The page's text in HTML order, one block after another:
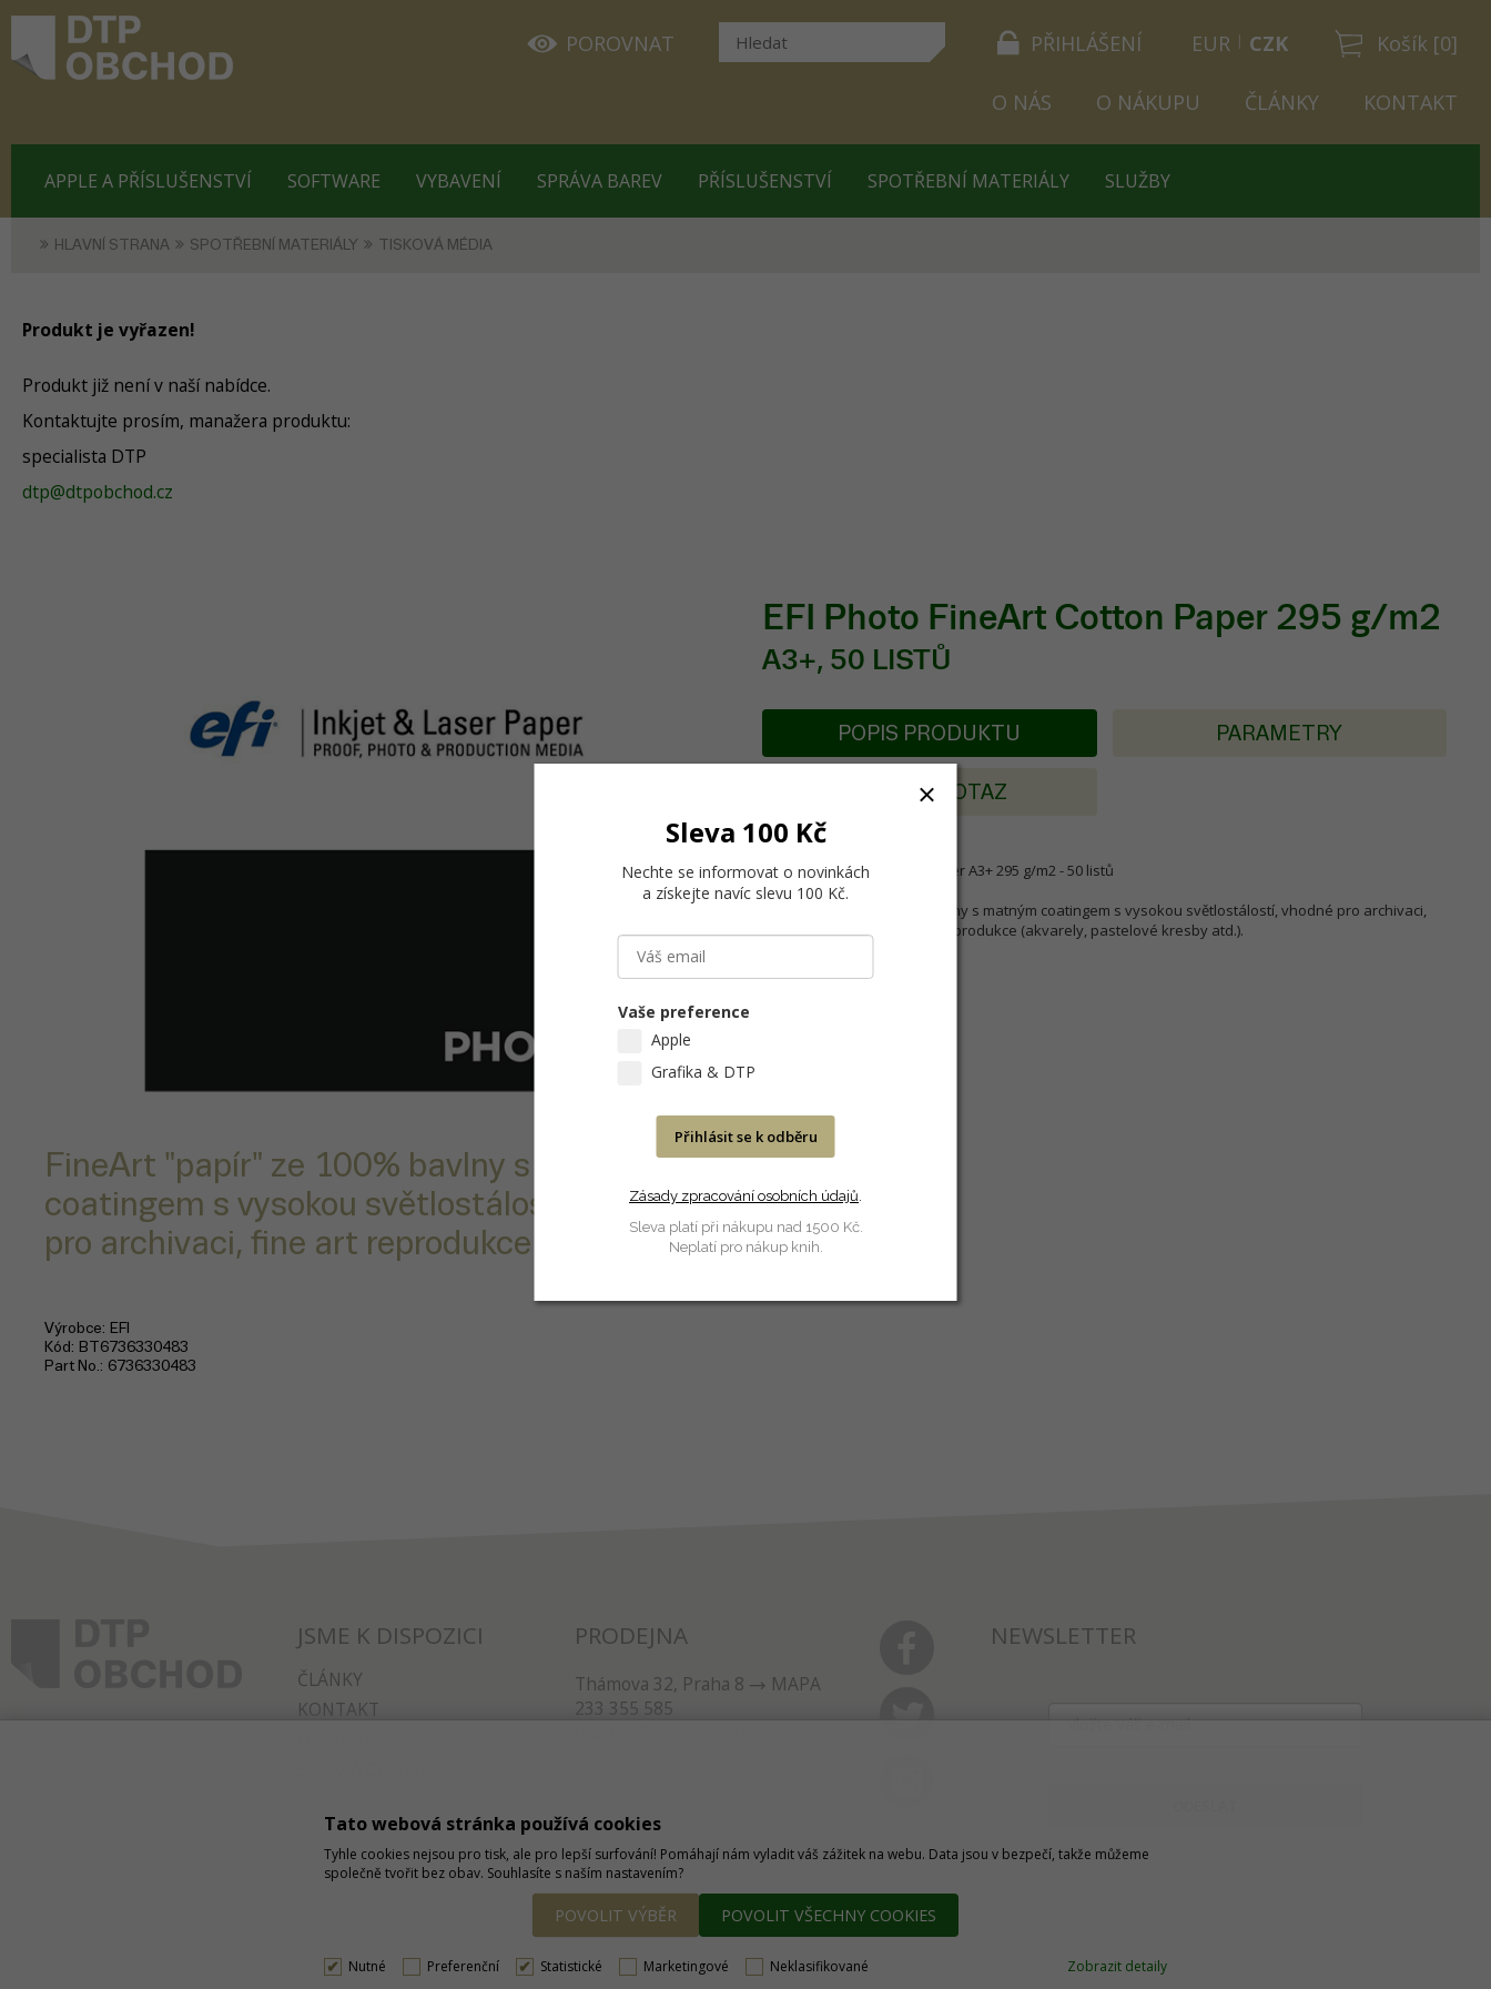
PŘIHLÁŠENÍ Košík [0]
POROVNAT EUR CZK
O NÁS O NÁKUPU ČLÁNKY KONTAKT
APPLE A PŘÍSLUŠENSTVÍ SOFTWARE VYBAVENÍ SPRÁVA BAREV PŘÍSLUŠENSTVÍ SPOTŘEBNÍ MATERIÁLY SLUŽBY
HLAVNÍ STRANA SPOTŘEBNÍ MATERIÁLY TISKOVÁ MÉDIA
Produkt je vyřazen!
Produkt již není v naší nabídce.
Kontaktujte prosím, manažera produktu:
specialista DTP
dtp@dtpobchod.cz
EFI Photo FineArt Cotton Paper 295 g/m2
A3+, 50 LISTŮ
FineArt "papír" ze 100% bavlny s matným
coatingem s vysokou světlostálostí, vhodné
pro archivaci, fine art reprodukce atd.
Výrobce
EFI
Kód
BT6736330483
Part No.
6736330483
POPIS PRODUKTU PARAMETRY
POSLAT DOTAZ
EFI Photo FineArt Cotton Paper A3+ 295 g/m2 - 50 listů
FineArt "papír" ze 100% bavlny s matným coatingem s vysokou světlostálostí, vhodné pro archivaci,
digitální fotografii, fine art reprodukce (akvarely, pastelové kresby atd.).
JSME K DISPOZICI
ČLÁNKY
KONTAKT
PRODEJNA
Thámova 32, Praha 8
MAPA
233 355 585
NEWSLETTER
Tato webová stránka používá cookies
Tyhle cookies nejsou pro tisk, ale pro lepší surfování! Pomáhají nám vyladit váš zážitek na webu. Data jsou v bezpečí, takže můžeme
společně tvořit bez obav. Souhlasíte s naším nastavením?
POVOLIT VÝBĚR POVOLIT VŠECHNY COOKIES
Nutné Preferenční Statistické Marketingové Neklasifikované Zobrazit detaily
Sleva 100 Kč
Nechte se informovat o novinkách
a získejte navíc slevu 100 Kč.
Vaše preference
Apple
Grafika & DTP
Přihlásit se k odběru
Zásady zpracování osobních údajů
Sleva platí při nákupu nad 1500 Kč.
Neplatí pro nákup knih.